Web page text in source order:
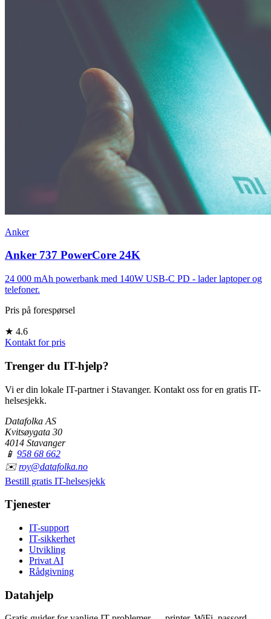
Anker
Anker 737 PowerCore 24K
24 000 mAh powerbank med 140W USB-C PD - lader laptoper og
telefoner.
Pris på forespørsel
★ 4.6
Kontakt for pris
Trenger du IT-hjelp?
Vi er din lokale IT-partner i Stavanger. Kontakt oss for en gratis IT-
helsesjekk.
Datafolka AS
Kvitsøygata 30
4014 Stavanger
📱 958 68 662
✉️ roy@datafolka.no
Bestill gratis IT-helsesjekk
Tjenester
IT-support
IT-sikkerhet
Utvikling
Privat AI
Rådgivning
Datahjelp